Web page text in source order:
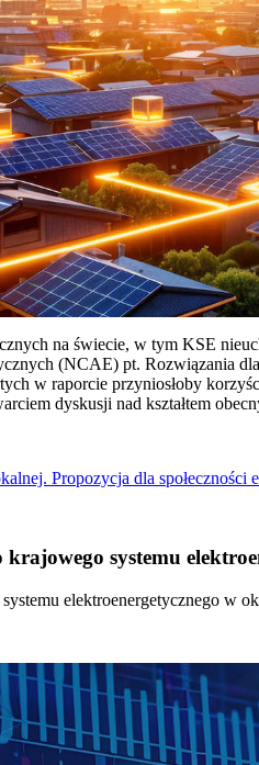
na świecie, w tym KSE
(NCAE) pt. Rozwiązania
w raporcie przyniosłoby
dyskusji nad kształtem
Propozycja dla społeczności
systemu
elektroenergetycznego w